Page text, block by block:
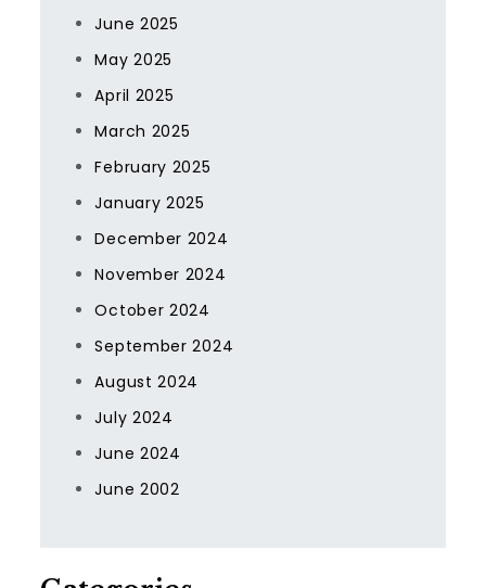
June 2025
May 2025
April 2025
March 2025
February 2025
January 2025
December 2024
November 2024
October 2024
September 2024
August 2024
July 2024
June 2024
June 2002